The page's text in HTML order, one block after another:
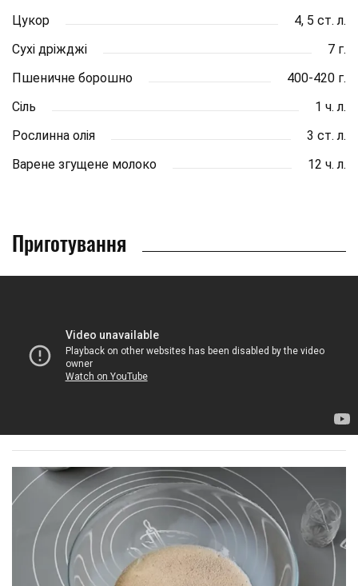
Цукор
4, 5 ст. л.
Сухі дріжджі
7 г.
Пшеничне борошно
400-420 г.
Сіль
1 ч. л.
Рослинна олія
3 ст. л.
Варене згущене молоко
12 ч. л.
Приготування